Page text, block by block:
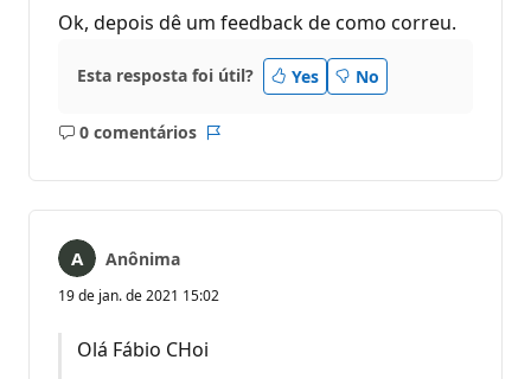
Ok, depois dê um feedback de como correu.
Esta resposta foi útil? Yes No
0 comentários
Sem
Anônima
19 de jan. de 2021 15:02
Olá Fábio CHoi